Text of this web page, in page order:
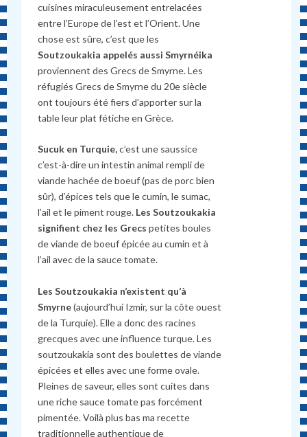
cuisines miraculeusement entrelacées
entre l’Europe de l’est et l’Orient. Une
chose est sûre, c’est que les
Soutzoukakia appelés aussiSmyrnéika
proviennent des Grecs de Smyrne. Les
réfugiés Grecs de Smyrne du 20e siècle
ont toujours été fiers d’apporter sur la
table leur plat fétiche en Grèce.
Sucuk en Turquie,c’est une saussice
c’est-à-dire un intestin animal rempli de
viande hachée de boeuf (pas de porc bien
sûr), d’épices tels que le cumin, le sumac,
l’ail et le piment rouge. Les Soutzoukakia
signifient chez les Grecspetites boules
de viande de boeuf épicée au cumin et à
l’ail avec de la sauce tomate.
Les Soutzoukakia n’existent qu’à
Smyrne(aujourd’hui Izmir, sur la côte ouest
de la Turquie). Elle a donc des racines
grecques avec une influence turque. Les
soutzoukakia sont des boulettes de viande
épicées et elles avec une forme ovale.
Pleines de saveur, elles sont cuites dans
une riche sauce tomate pas forcément
pimentée. Voilà plus bas ma recette
traditionnelle authentique de